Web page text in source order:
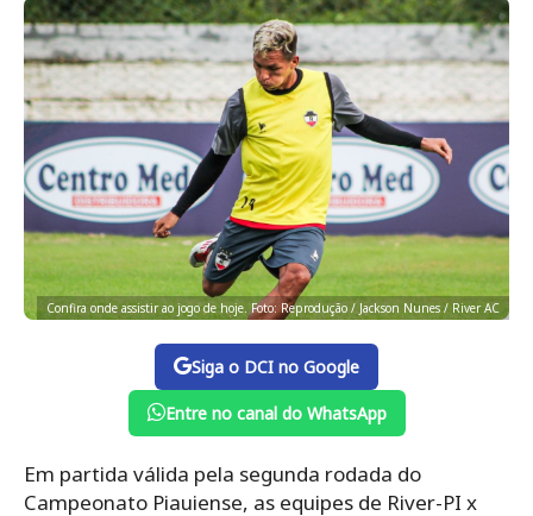
Confira onde assistir ao jogo de hoje. Foto: Reprodução / Jackson Nunes / River AC
Siga o DCI no Google
Entre no canal do WhatsApp
Em partida válida pela segunda rodada do
Campeonato Piauiense, as equipes de River-PI x